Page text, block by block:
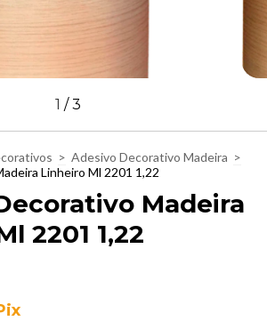
1 /3
> Adesivo Decorativo Madeira >
Linheiro Ml 2201 1,22
Madeira
2201 1,22